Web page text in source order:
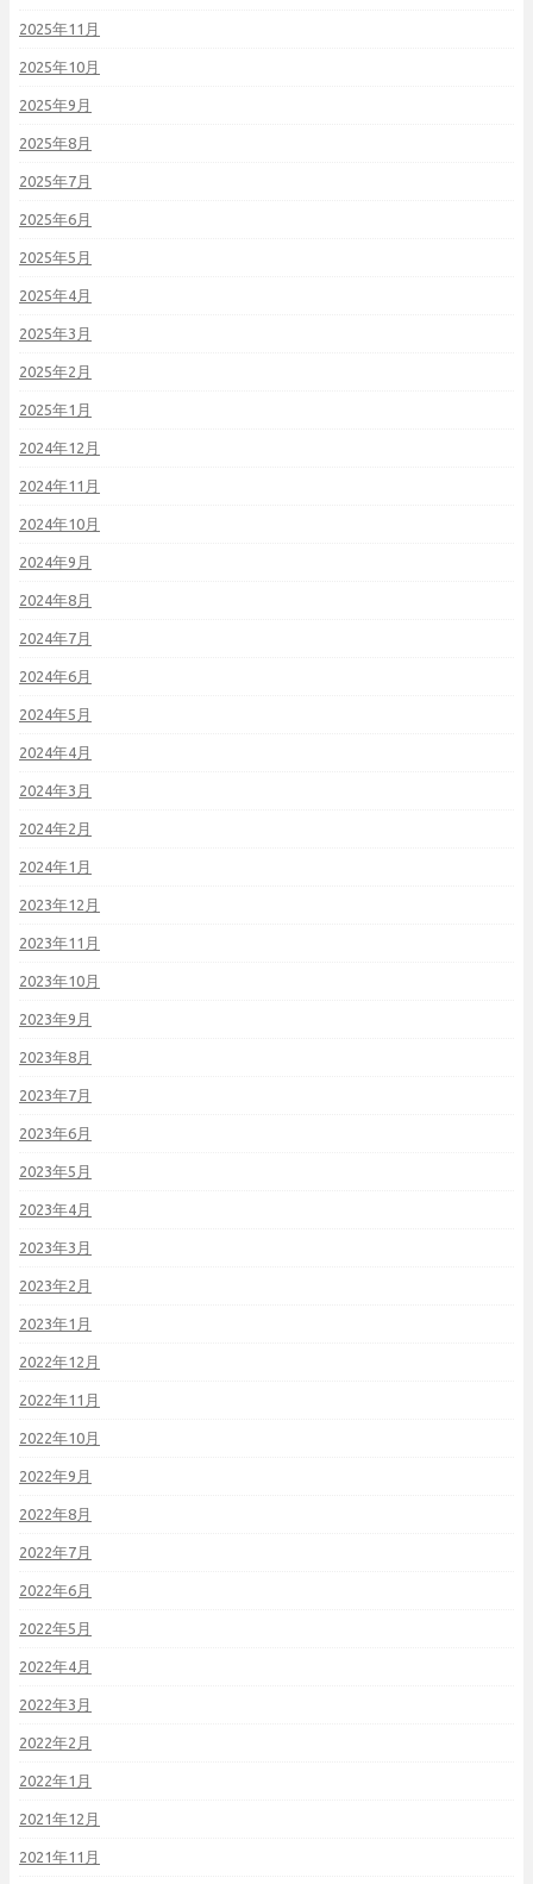
2025年11月
2025年10月
2025年9月
2025年8月
2025年7月
2025年6月
2025年5月
2025年4月
2025年3月
2025年2月
2025年1月
2024年12月
2024年11月
2024年10月
2024年9月
2024年8月
2024年7月
2024年6月
2024年5月
2024年4月
2024年3月
2024年2月
2024年1月
2023年12月
2023年11月
2023年10月
2023年9月
2023年8月
2023年7月
2023年6月
2023年5月
2023年4月
2023年3月
2023年2月
2023年1月
2022年12月
2022年11月
2022年10月
2022年9月
2022年8月
2022年7月
2022年6月
2022年5月
2022年4月
2022年3月
2022年2月
2022年1月
2021年12月
2021年11月